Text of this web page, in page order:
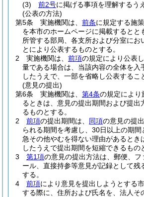
(3)
前2号に掲げる事項を理解するう
(公表の方法)
第5条
実施機関は、 前条に規定する施
を本市のホームページに掲載するとと
所管する部局、各支所および分室にお
とにより公表するものとする。
2
実施機関は、 前項の規定により公表
量である場合は、当該内容の全体を入
したうえで、一部を省略し公表するこ
(意見の提出)
第6条
実施機関は、 第4条の規定により
るときは、意見の提出期間および提出
るものとする。
2
前項の提出期間は、 同項の意見の提
られる期間を考慮し、30日以上の期間
急その他やむを得ない理由があるとき
したうえで提出期間を短縮できるもの
3
第1項の意見の提出方法は、郵便、フ
ール、直接持参等意見が記録として残
する。
4
前項により意見を提出しようとする
する際に、住所および氏名を、法人そ